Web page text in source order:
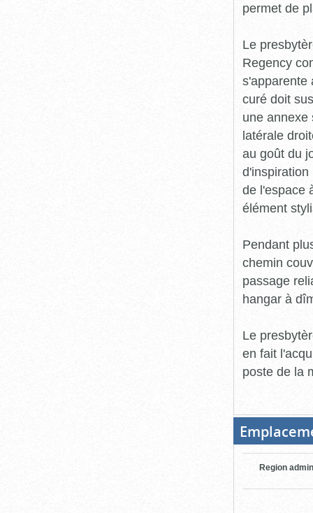
permet de
Le
Regency
s'apparente
curé doit
une annexe
latérale
au goût du
d'inspiration
de l'espace
élément
Pendant
chemin
passage
hangar à
Le
en fait
poste de la
Region